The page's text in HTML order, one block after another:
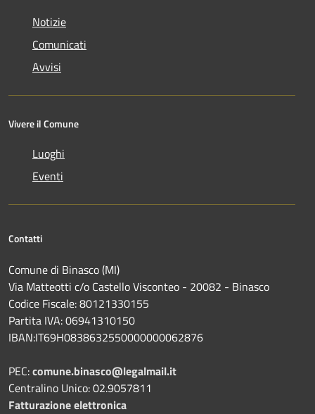
Notizie
Comunicati
Avvisi
Vivere il Comune
Luoghi
Eventi
Contatti
Comune di Binasco (MI)
Via Matteotti c/o Castello Visconteo - 20082 - Binasco
Codice Fiscale: 80121330155
Partita IVA: 06941310150
IBAN:IT69H0838632550000000062876
PEC:comune.binasco@legalmail.it
Centralino Unico: 02.9057811
Fatturazione elettronica